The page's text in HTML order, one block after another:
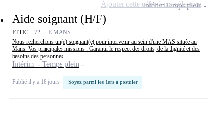
Aide soignant (H/F)
ETTIC - 72 - LE MANS
Nous recherchons un(e) soignant(e) pour intervenir au sein d'une MAS située au
Mans. Vos principales missions : Garantir le respect des droits, de la dignité et des
besoins des personnes...
Intérim - Temps plein
Publié il y a 18 jours Soyez parmi les 1ers à postuler
IntérimTemps plein
Ajouter cette offre à ma sélection